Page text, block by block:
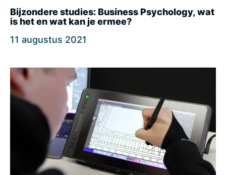
Bijzondere studies: Business Psychology, wat
is het en wat kan je ermee?
11 augustus 2021